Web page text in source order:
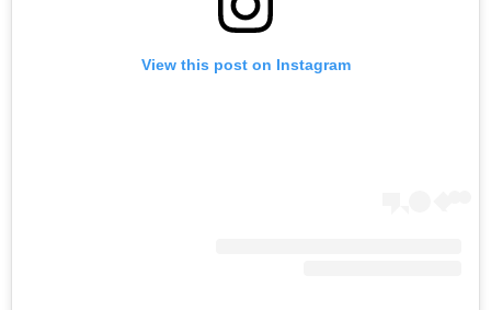
View this post on Instagram